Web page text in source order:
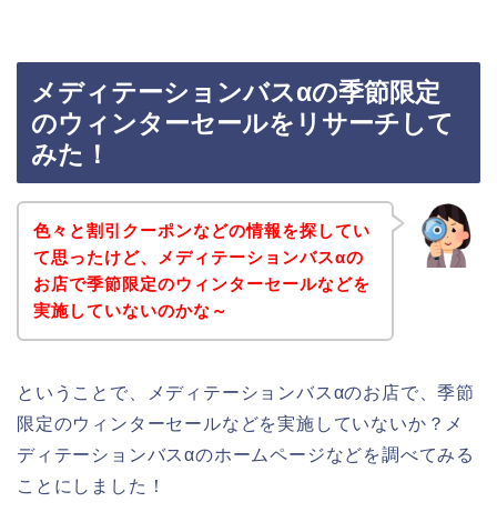
メディテーションバスαの季節限定
のウィンターセールをリサーチして
みた！
色々と割引クーポンなどの情報を探してい
て思ったけど、メディテーションバスαの
お店で季節限定のウィンターセールなどを
実施していないのかな～
ということで、メディテーションバスαのお店で、季節
限定のウィンターセールなどを実施していないか？メ
ディテーションバスαのホームページなどを調べてみる
ことにしました！